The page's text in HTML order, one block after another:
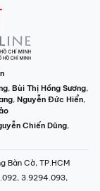
, Bùi Thị Hồng Sương,
, Nguyễn Đức Hiển,
Chiến Dũng,
Bàn Cờ, TP.HCM
3.9294.093,